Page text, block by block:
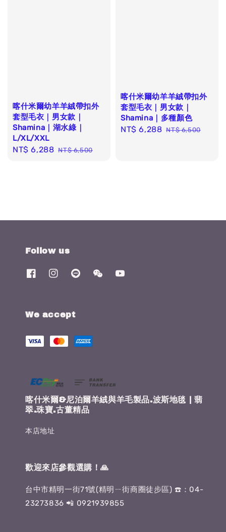
喀什米爾幼羊羊絨帶扣外
套型毛衣｜男女款｜
Shamina｜湖水綠｜
L/XL/XXL
Sale
NT$ 6,288 Regular
NT$ 6,500
喀什米爾幼羊羊絨帶扣外
套型毛衣｜男女款｜
Shamina｜多種顏色
Sale
NT$ 6,288 Regular
NT$ 6,500
Follow us
We accept
喀什米爾&尼泊爾羊絨與羊毛製品.波斯地毯 | 翡
翠.珠寶.古董精品
本店地址
歡迎來店參觀選購！🙏
台中市精明一街71號(精明ㄧ街商圈徒步區) ☎️：04-
23273836 📲 0921939855